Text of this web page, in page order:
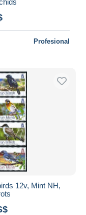
Profesional
12v, Mint NH,